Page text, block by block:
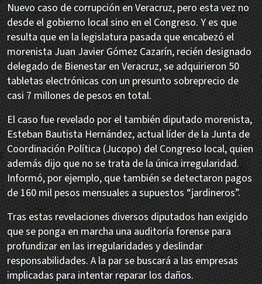
Nuevo caso de corrupción en Veracruz, pero esta vez no
desde el gobierno local sino en el Congreso. Y es que
resulta que en la legislatura pasada que encabezó el
morenista Juan Javier Gómez Cazarín, recién designado
delegado de Bienestar en Veracruz, se adquirieron 50
tabletas electrónicas con un presunto sobreprecio de
casi 7 millones de pesos en total.
El caso fue revelado por el también diputado morenista,
Esteban Bautista Hernández, actual líder de la Junta de
Coordinación Política (Jucopo) del Congreso local, quien
además dijo que no se trata de la única irregularidad.
Informó, por ejemplo, que también se detectaron pagos
de 160 mil pesos mensuales a supuestos “jardineros”.
Tras estas revelaciones diversos diputados han exigido
que se ponga en marcha una auditoría forense para
profundizar en las irregularidades y deslindar
responsabilidades. A la par se buscará a las empresas
implicadas para intentar reparar los daños.